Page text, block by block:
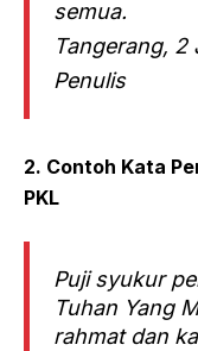
semua.
Tangerang, 2
Penulis
2. Contoh Kata
PKL
Puji syukur
Tuhan Yang
rahmat dan